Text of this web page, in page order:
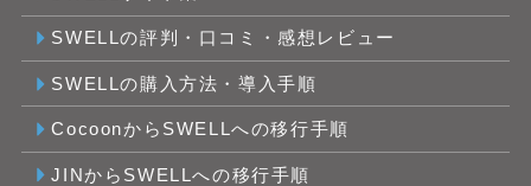
SWELLの評判・口コミ・感想レビュー
SWELLの購入方法・導入手順
CocoonからSWELLへの移行手順
JINからSWELLへの移行手順